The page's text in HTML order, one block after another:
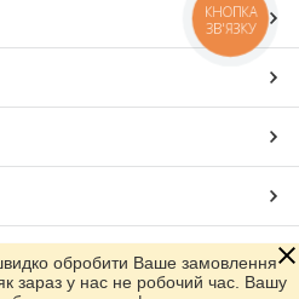
Prom.ua
обробити Ваше замовлення
зараз у нас не робочий час. Вашу
КНОПКА
ЗВ'ЯЗКУ